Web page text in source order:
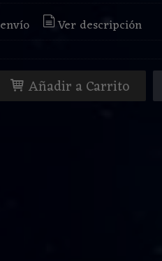
Ver descripción
Añadir a Carrito